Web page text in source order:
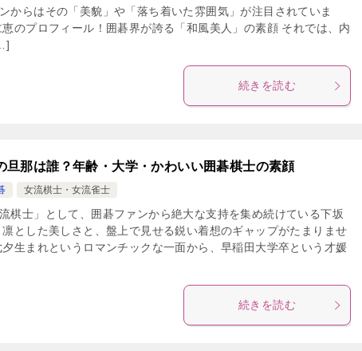
からはその「美貌」や「落ち着いた雰囲気」が注目されていま
のプロフィール！囲碁界が誇る「和風美人」の素顔 それでは、内
続きを読む
旦那は誰？年齢・大学・かわいい囲碁棋士の素顔
女流棋士・女流雀士
流棋士」として、囲碁ファンから絶大な支持を集め続けている下坂
とした美しさと、盤上で見せる鋭い着想のギャップがたまりませ
夕生まれというロマンチックな一面から、早稲田大学卒という才媛
続きを読む